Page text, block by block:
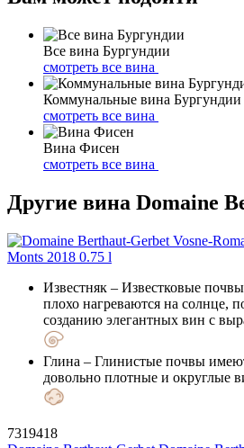
Все вина Бургундии
смотреть все вина
Коммунальные вина Бургундии
смотреть все вина
Вина Фисен
смотреть все вина
Другие вина Domaine
Известняк – Известковые
плохо нагреваются на солнце,
созданию элегантных вин с
Глина – Глинистые почвы
довольно плотные и округлые
7319418